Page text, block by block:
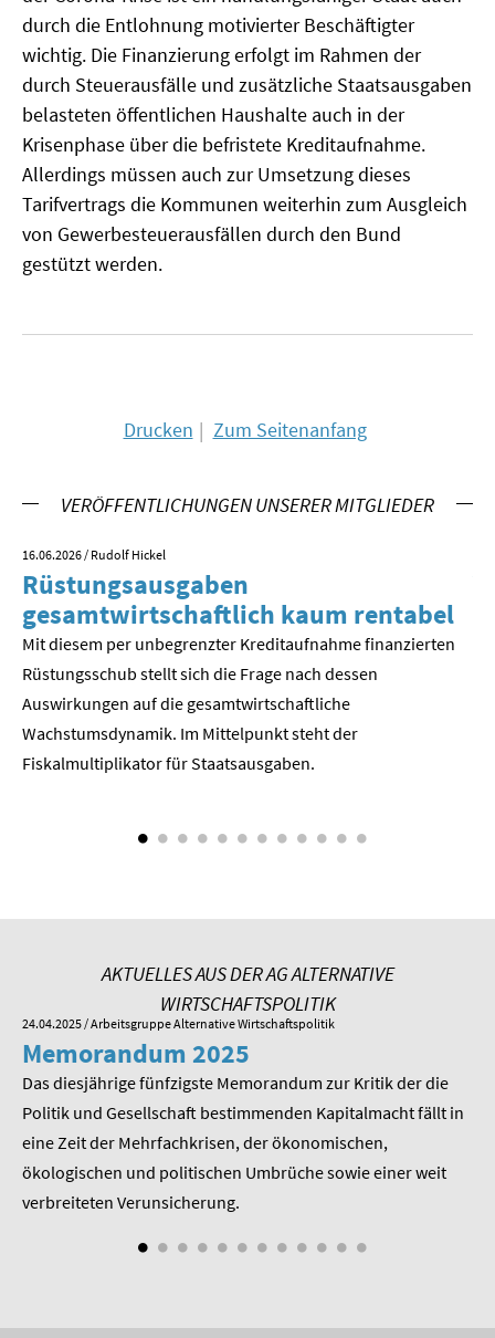
durch die Entlohnung motivierter Beschäftigter
wichtig. Die Finanzierung erfolgt im Rahmen der
durch Steuerausfälle und zusätzliche Staatsausgaben
belasteten öffentlichen Haushalte auch in der
Krisenphase über die befristete Kreditaufnahme.
Allerdings müssen auch zur Umsetzung dieses
Tarifvertrags die Kommunen weiterhin zum Ausgleich
von Gewerbesteuerausfällen durch den Bund
gestützt werden.
Drucken Zum Seitenanfang
VERÖFFENTLICHUNGEN UNSERER MITGLIEDER
16.06.2026 / Rudolf Hickel
Rüstungsausgaben
gesamtwirtschaftlich kaum rentabel
Mit diesem per unbegrenzter Kreditaufnahme finanzierten
Rüstungsschub stellt sich die Frage nach dessen
Auswirkungen auf die gesamtwirtschaftli­che
Wachstumsdynamik. Im Mittelpunkt steht der
Fiskalmultiplikator für Staatsausgaben.
AKTUELLES AUS DER AG ALTERNATIVE
WIRTSCHAFTSPOLITIK
24.04.2025 / Arbeitsgruppe Alternative Wirtschaftspolitik
Memorandum 2025
Das diesjährige fünfzigste Memorandum zur Kritik der die
Politik und Gesellschaft bestimmenden Kapitalmacht fällt in
eine Zeit der Mehrfachkrisen, der ökonomischen,
ökologischen und politischen Umbrüche sowie einer weit
verbreiteten Verunsicherung.